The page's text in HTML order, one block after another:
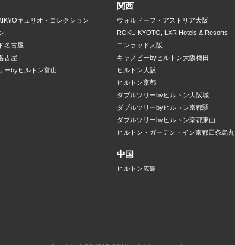
キュリオ・コレクション
名古屋
古屋
ーbyヒルトン富山
関西
ウォルドーフ・アストリア大阪
ROKU KYOTO, LXR Hotels & Resorts
コンラッド大阪
キャノピーbyヒルトン大阪梅田
ヒルトン大阪
ヒルトン京都
ダブルツリーbyヒルトン大阪城
ダブルツリーbyヒルトン京都駅
ダブルツリーbyヒルトン京都東山
ヒルトン・ガーデン・イン京都四条烏丸
中国
ヒルトン広島